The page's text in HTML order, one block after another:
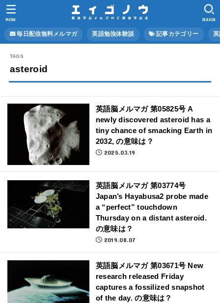
毎日配信無料メルマガ 英語勉強体験談 記事カテゴリー
SEARCH
MENU
asteroid
英語脳メルマガ 第05825号 A
newly discovered asteroid has a
tiny chance of smacking Earth in
2032, の意味は？
2025.03.19
英語脳メルマガ 第03774号
Japan’s Hayabusa2 probe made
a “perfect” touchdown
Thursday on a distant asteroid.
の意味は？
2019.08.07
英語脳メルマガ 第03671号 New
research released Friday
captures a fossilized snapshot
of the day. の意味は？